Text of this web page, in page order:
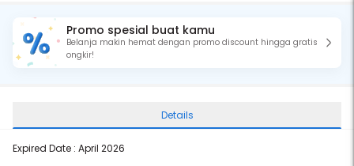
Promo spesial buat kamu
Belanja makin hemat dengan promo discount hingga gratis
ongkir!
Details
Expired Date : April 2026